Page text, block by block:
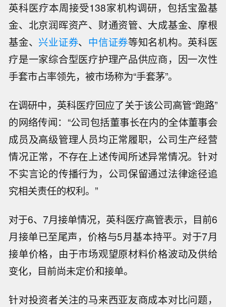
英科医疗本周接受138家机构调研，包括宝盈基
金、北京润晖资产、财通资管、大成基金、摩根
基金、 兴业证券、 中信证券等知名机构。英科医
疗是一家综合型医疗护理产品供应商，因一次性
手套市占率领先，被市场称为“手套茅”。
在调研中，英科医疗回应了关于该公司高管“跑路”
的网络传闻：“公司包括董事长在内的全体董事会
成员及高级管理人员均正常履职，公司生产经营
情况正常，不存在上述传闻所述异常情况。针对
不实言论的传播行为，公司保留通过法律途径追
究相关责任的权利。”
对于6、7月接单情况，英科医疗高管表示，目前6
月接单已至尾声，价格与5月基本持平。对于7月
接单价格，由于市场观望原材料价格波动及供给
变化，目前尚未定价和接单。
针对投资者关注的马来西亚友商成本对比问题，